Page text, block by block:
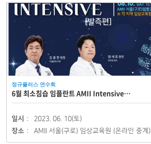
정규플러스 연수회
6월 최소침습 임플란트 AMII Intensive…
일시 :
2023. 06. 10(토)
장소 :
AMII 서울(구로) 임상교육원 (온라인 중계)